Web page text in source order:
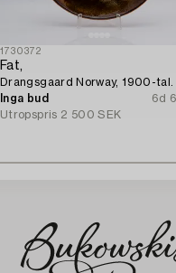
1730372
Fat,
Drangsgaard Norway, 1900-tal.
Inga bud
6d
Utropspris 2 500 SEK